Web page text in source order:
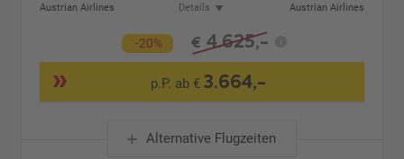
Austrian Airlines
Details
Austrian Airlines
-20% € 4.625,-
p.P. ab €3.664,-
Alternative Flugzeiten